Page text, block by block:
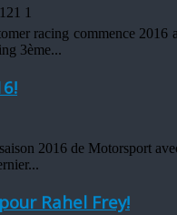
racing commence
3ème...
2016 de Motorsport
Rahel Frey!